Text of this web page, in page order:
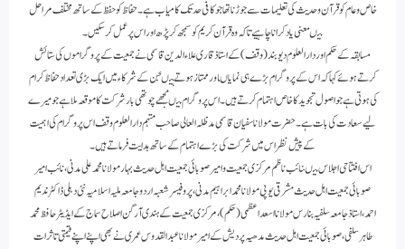
خاص وعام کو قرآن وحدیث کی تعلیمات سے جوڑناتھاجو کافی حد تک کامیاب ہے۔حفاظ کو حفظ کے ساتھ مختلف مراحل
میںمعنی یاد کراناچاہیے تاکہ وہ قرآن کریم کو سمجھ کر پڑھ اوراس پر عمل کرسکیں۔
مسابقہ کے حکم اوردارالعلوم دیوبند(وقف) کے استاذ قاری علاء الدین قاسمی نے جمعیت کے پروگراموں کی ستائش
کرتے ہوئے کہاکہ اس کے پروگرام بڑے ہی نمایاںاورممتاز ہوتے ہیںجن کے شرکاء میں ایک بڑی تعداد حفاظ کرام
کی ہوتی ہے جو اصول تجویدکاخاص اہتمام کرتے ہیں۔ اس پروگرام میںمجھے چوتھی بارشرکت کاموقعہ ملا ہے جومیرے
لیے سعادت کی بات ہے۔حضرت مولاناسفیان قاسمی مدظلہ العالی صاحب مہتمم دارالعلوم وقف اس پروگرام کی اہمیت
کے پیش نظراس میں شرکت کی بڑے اہتمام کے ساتھ ہدایت فرماتے ہیں۔
اس افتتاحی اجلاس میںنائب ناظم مرکزی جمعیت و امیرصوبائی جمعیت اہل حدیث بہارمولانامحمد علی مدنی ،نائب امیر
صوبائی جمعیت اہل حدیث مشرقی یوپی مولانا محمد ابراہیم مدنی، پروفیسر شعبہ اردو جامعہ ملیہ اسلامیہ نئی دہلی ڈاکٹرندیم
احمد،استاذ جامعہ سلفیہ بنارس مولانا اسعد اعظمی(حکم)،مرکزی جمعیت کے ہندی آرگن اصلاح سماج کے ایڈیٹرحافظ محمد
طاہر سلفی ، صوبائی جمعیت اہل حدیث مدھیہ پردیش کے امیر مولاناعبدالقدوس عمری نے بھی اپنے اپنے قیمتی تاثرات